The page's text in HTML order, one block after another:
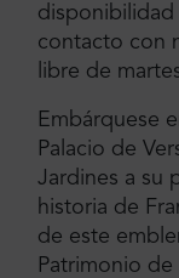
disponibilidad
contacto con
libre de
Embárquese
Palacio de
Jardines a su
historia de
de este
Patrimonio